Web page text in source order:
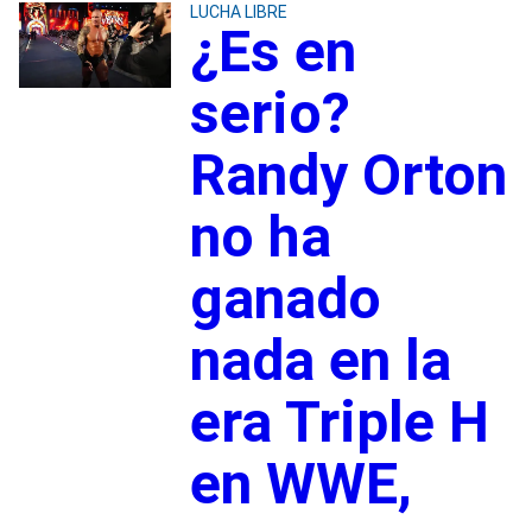
LUCHA LIBRE
¿Es en
serio?
Randy Orton
no ha
ganado
nada en la
era Triple H
en WWE,